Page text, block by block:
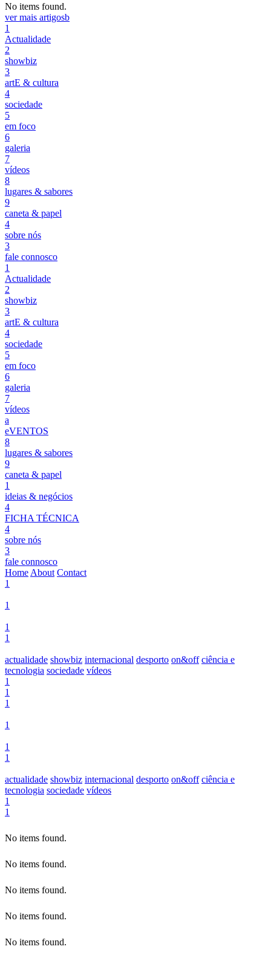
No items found.
ver mais artigosb
1
Actualidade
2
showbiz
3
artE & cultura
4
sociedade
5
em foco
6
galeria
7
vídeos
8
lugares & sabores
9
caneta & papel
4
sobre nós
3
fale connosco
1
Actualidade
2
showbiz
3
artE & cultura
4
sociedade
5
em foco
6
galeria
7
vídeos
a
eVENTOS
8
lugares & sabores
9
caneta & papel
1
ideias & negócios
4
FICHA TÉCNICA
4
sobre nós
3
fale connosco
Home About Contact
1
1
1
1
actualidade showbiz internacional desporto on&off ciência e
tecnologia sociedade vídeos
1
1
1
1
1
1
actualidade showbiz internacional desporto on&off ciência e
tecnologia sociedade vídeos
1
1
No items found.
No items found.
No items found.
No items found.
No items found.